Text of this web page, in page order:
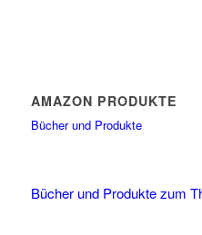
AMAZON PRODUKTE
Bücher und Produkte
Bücher und Produkte zum